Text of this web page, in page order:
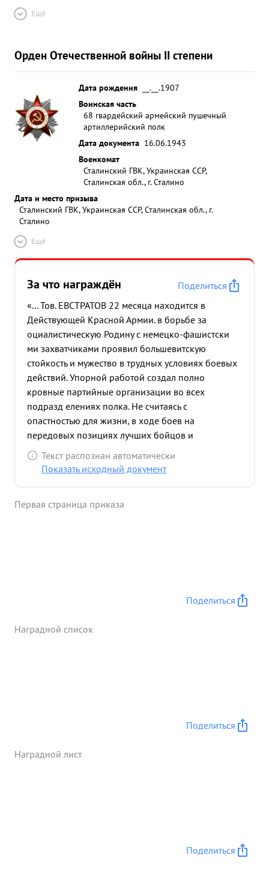
Ещё
Орден Отечественной войны II степени
Дата рождения
__.__.1907
Воинская часть
68 гвардейский армейский пушечный
артиллерийский полк
Дата документа 16.06.1943
Военкомат
Сталинский ГВК, Украинская ССР,
Сталинская обл., г. Сталино
Дата и место призыва
Сталинский ГВК, Украинская ССР, Сталинская обл., г.
Сталино
Ещё
За что награждён
Поделиться
«... Тов. ЕВСТРАТОВ 22 месяца находится в
Действующей Красной Армии. в борьбе за
оциалистическую Родину с немецко-фашистски
ми захватчиками проявил большевитскую
стойкость и мужество в трудных условиях боевых
действий. Упорной работой создал полно
кровные партийные организации во всех
подразд елениях полка. Не считаясь с
опастностью для жизни, в ходе боев на
передовых позициях лучших бойцов и
командиров принимал в ряды больше итской
партии. Только за последние в месяца принято в
количестве 350 членов и кандидатов ВКП(О) и
личного состава полка. Тов. ЕВСТРАТОВ много
бойцов, командиров и политработников для того,
Текст распознан автоматически
Показать исходный документ
Первая страница приказа
Поделиться
Наградной список
Поделиться
Наградной лист
Поделиться